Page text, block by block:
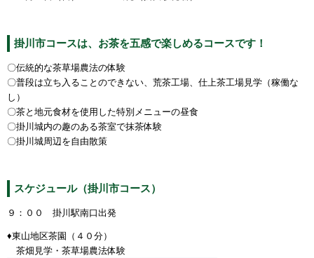
掛川市コースは、お茶を五感で楽しめるコースです！
〇伝統的な茶草場農法の体験
〇普段は立ち入ることのできない、 荒茶工場、仕上茶工場見学（稼働な
し）
〇茶と地元食材を使用した特別メニューの昼食
〇掛川城内の趣のある茶室で抹茶体験
〇掛川城周辺を自由散策
スケジュール（掛川市コース）
９：００ 掛川駅南口出発
♦東山地区茶園（４０分）
茶畑見学・茶草場農法体験